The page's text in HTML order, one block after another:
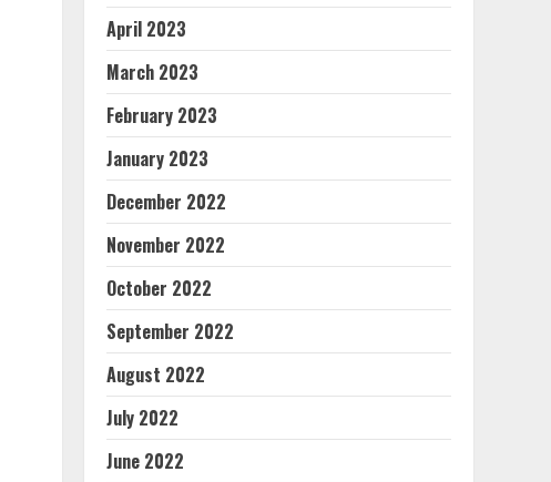
April 2023
March 2023
February 2023
January 2023
December 2022
November 2022
October 2022
September 2022
August 2022
July 2022
June 2022